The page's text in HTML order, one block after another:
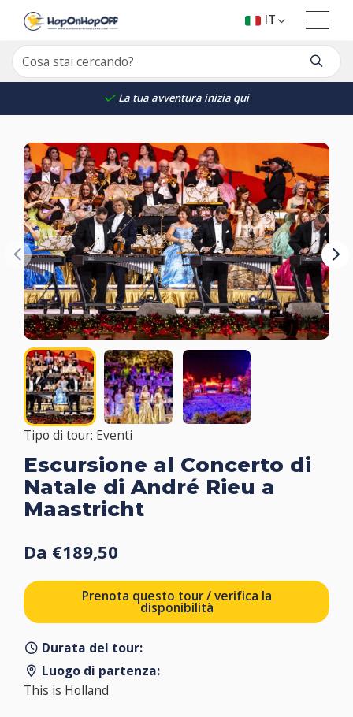
La tua avventura inizia qui
IT
Tipo di tour: Eventi
Escursione al Concerto di
Natale di André Rieu a
Maastricht
Da €189,50
Prenota questo tour / verifica la
disponibilità
Durata del tour:
Luogo di partenza:
This is Holland